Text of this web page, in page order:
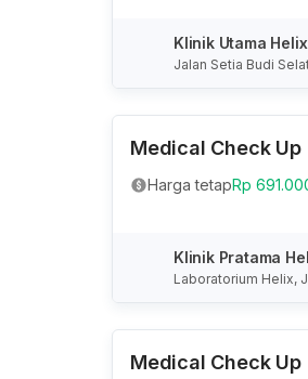
Klinik Utama
Jalan Setia Budi
Medical Check Up
Harga tetapRp
Klinik Pratama
Laboratorium Helix,
Medical Check Up